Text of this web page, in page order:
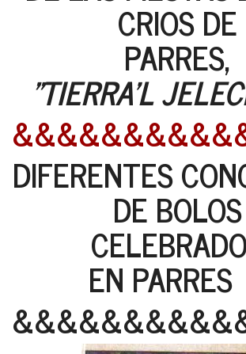
CRIOS DE
PARRES,
"TIERRA'L
DIFERENTES
DE BOLOS
EN PARRES